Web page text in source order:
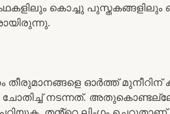
കൊച്ചു പുസ്തകങ്ങളിലും
തീരുമാനങ്ങളെ ഓർത്ത് മുനീറിന്
ചോതിച്ച് നടന്നത്.